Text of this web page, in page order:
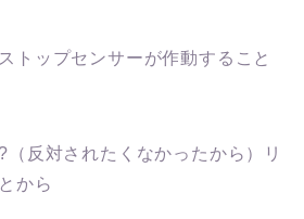
トップセンサーが作動すること
反対されたくなかったから）リ
から